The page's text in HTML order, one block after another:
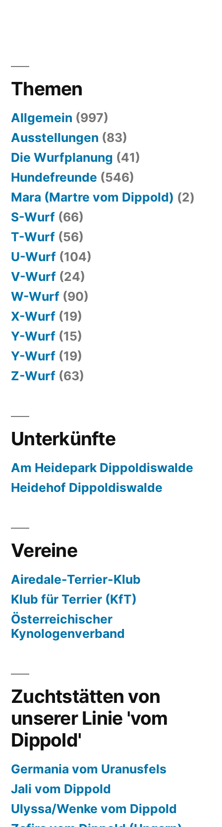
Themen
Allgemein (997)
Ausstellungen (83)
Die Wurfplanung (41)
Hundefreunde (546)
Mara (Martre vom Dippold) (2)
S-Wurf (66)
T-Wurf (56)
U-Wurf (104)
V-Wurf (24)
W-Wurf (90)
X-Wurf (19)
Y-Wurf (15)
Y-Wurf (19)
Z-Wurf (63)
Unterkünfte
Am Heidepark Dippoldiswalde
Heidehof Dippoldiswalde
Vereine
Airedale-Terrier-Klub
Klub für Terrier (KfT)
Österreichischer
Kynologenverband
Zuchtstätten von
unserer Linie 'vom
Dippold'
Germania vom Uranusfels
Jali vom Dippold
Ulyssa/Wenke vom Dippold